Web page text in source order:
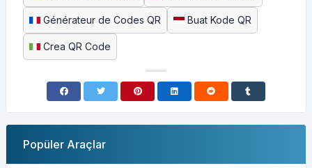
Générateur de Codes QR Buat Kode QR
Crea QR Code
Popüler Araçlar